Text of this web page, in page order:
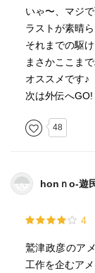
いゃ〜、マジ
ラストが素晴ら
それまでの駆
まさかここま
オススメです♪
次は外伝へGO!
48
honｎo-遊
4
鷲津政彦のア
工作を企むア